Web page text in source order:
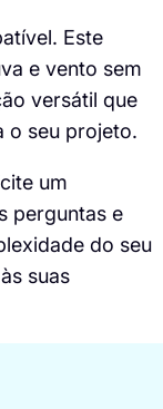
Este
e vento sem
versátil que
o seu projeto.
um
perguntas e
do seu
suas